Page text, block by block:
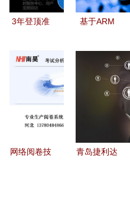
3年登顶准
企通科技
领跑互联网
供应链网络
赛道
基于ARM
的网络化数
字音频播放
系统设计与
网络阅卷技
青岛捷利达